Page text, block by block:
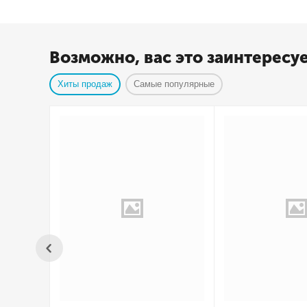
Возможно, вас это
Хиты продаж Самые популярные